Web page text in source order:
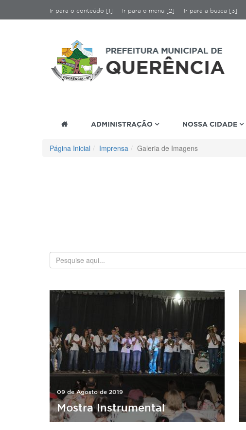
Ir para o conteúdo [1] Ir para o menu [2] Ir para a busca [3]
ADMINISTRAÇÃO NOSSA CIDADE
Página Inicial Imprensa Galeria de Imagens
09 de Agosto de 2019
Mostra Instrumental